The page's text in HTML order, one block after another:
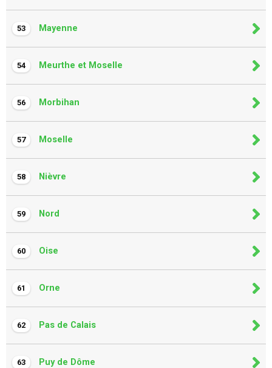
53 Mayenne
54 Meurthe et Moselle
56 Morbihan
57 Moselle
58 Nièvre
59 Nord
60 Oise
61 Orne
62 Pas de Calais
63 Puy de Dôme